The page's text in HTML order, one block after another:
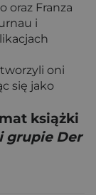
oraz Franza
i
oni
się jako
książki
grupie Der